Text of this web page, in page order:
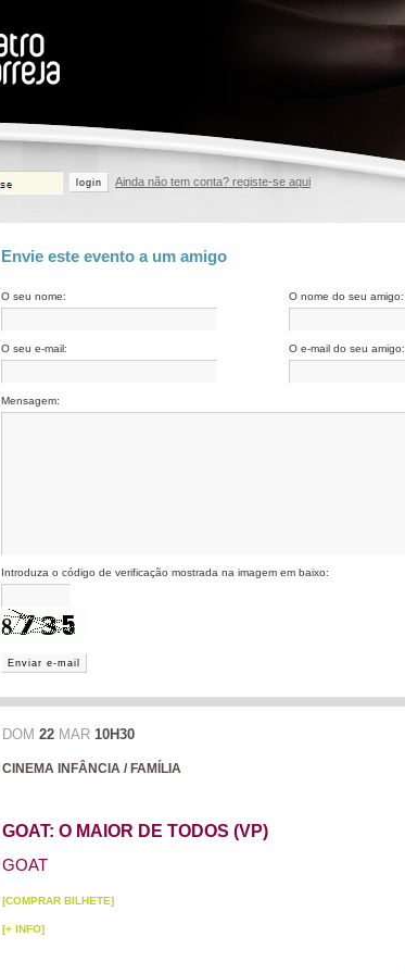
login Ainda não tem conta? registe-se aqui
Envie este evento a um amigo
O seu nome:
O seu e-mail:
O nome do seu amigo:
O e-mail do seu amigo:
Mensagem:
Introduza o código de verificação mostrada na imagem em baixo:
Enviar e-mail
DOM 22 MAR 10H30
CINEMA INFÂNCIA / FAMÍLIA
GOAT: O MAIOR DE TODOS (VP)
GOAT
[COMPRAR BILHETE]
[+ INFO]